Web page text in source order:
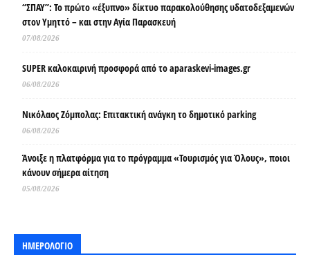
“ΣΠΑΥ”: Το πρώτο «έξυπνο» δίκτυο παρακολούθησης υδατοδεξαμενών
στον Υμηττό – και στην Αγία Παρασκευή
07/08/2026
SUPER καλοκαιρινή προσφορά από το aparaskevi-images.gr
06/08/2026
Νικόλαος Ζόμπολας: Επιτακτική ανάγκη το δημοτικό parking
06/08/2026
Άνοιξε η πλατφόρμα για το πρόγραμμα «Τουρισμός για Όλους», ποιοι
κάνουν σήμερα αίτηση
05/08/2026
ΗΜΕΡΟΛΟΓΙΟ